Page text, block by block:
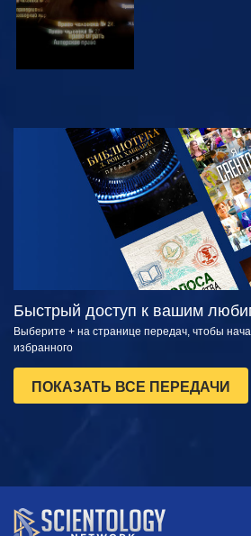
СМОТРЕТЬ
Быстрый доступ к вашим
Выберите + на странице передач, чтобы
избранного
ПОКАЗАТЬ ВСЕ ПЕРЕДАЧИ